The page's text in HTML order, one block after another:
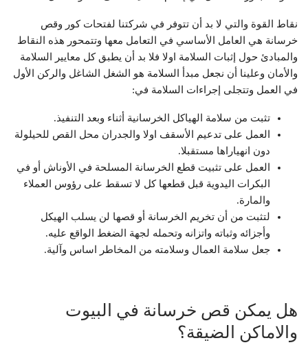
نقاط القوة والتي لا بد أن تتوفر في شركتنا لفتحات كور وقص
خرسانة هي العامل الأساسي في التعامل معها وتتمحور هذه النقاط
والمبادئ حول إثبات السلامة اولا فلا بد أن يطبق كل معايير السلامة
والأمان وعلينا أن نجعل مبدأ السلامة هو الشغل الشاغل والركن الأول
في العمل وتتجلى إجراءات السلامة في:
تثبت من سلامة الهياكل الخرسانية أثناء وبعد التنفيذ.
العمل على تدعيم الأسقف اولا والجدران محل القص للحيلولة
دون انهياراها مستقبلا.
العمل على تثبيت قطع الخرسانة المسلحة في الأوناش أو في
البكرات اليدوية قبل قطعها كل لا تسقط على رؤوس العملاء
والمارة.
لتثبت من أن تخريم الخرسانة أو قصها لن يسلب الهيكل
وأجزائه وثباته واتزانه وتحمله لجهة الضغط الواقع عليه.
جعل سلامة العمال وسلامته من المخاطر اساس وآلية.
هل يمكن قص خرسانة في البيوت
والاماكن الضيقة؟